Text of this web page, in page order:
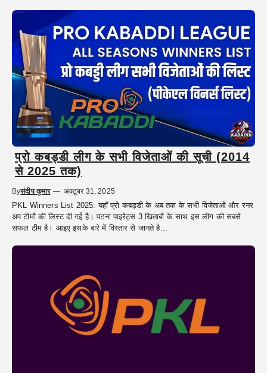
प्रो कबड्डी लीग के सभी विजेताओं की सूची (2014
से 2025 तक)
Byसंदीप कुमार — अक्टूबर 31, 2025
PKL Winners List 2025: यहाँ प्रो कबड्डी के अब तक के सभी विजेताओं और रनर
अप टीमों की लिस्ट दी गई है। पटना पाइरेट्स 3 खिताबों के साथ इस लीग की सबसे
सफल टीम है। आइए इसके बारे में विस्तार से जानते है...